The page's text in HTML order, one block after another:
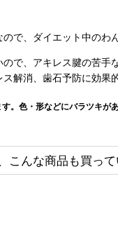
で、ダイエット中のわ
で、アキレス腱の苦手
解消、歯石予防に効果的
。色・形などにバラツキが
こんな商品も買っ